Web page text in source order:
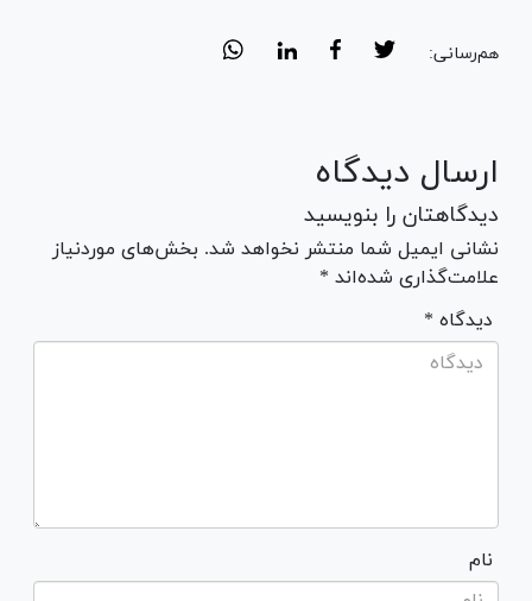
هم‌رسانی:
ارسال دیدگاه
دیدگاهتان را بنویسید
نشانی ایمیل شما منتشر نخواهد شد. بخش‌های موردنیاز
علامت‌گذاری شده‌اند *
* دیدگاه
نام